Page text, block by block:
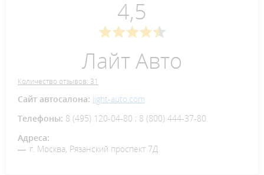
4,5
Лайт Авто
Количество отзывов: 31
Сайт автосалона: light-auto.com
Телефоны: 8 (495) 120-04-80 ; 8 (800) 444-37-80.
Адреса:
г. Москва, Рязанский проспект 7Д